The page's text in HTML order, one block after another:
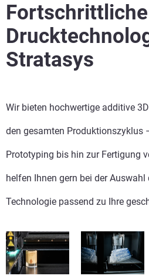
Mehr sehen
Mehr sehen
Stratasys
Wir bieten hochwertige additive
den gesamten Produktionszyklus
Prototyping bis hin zur Fertigung
helfen Ihnen gern bei der Auswahl
Technologie passend zu Ihre